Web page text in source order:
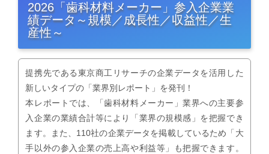
2026「歯科材料メーカー」参入企業業
績データ～規模／成長性／収益性／生
産性～
提携先である東京商工リサーチの企業データを活用した
新しいタイプの「業界別レポート」を発刊！
本レポートでは、「歯科材料メーカー」業界への主要参
入企業の業績合計等により「業界の規模感」を把握でき
ます。また、110社の企業データを掲載しているため「大
手以外の参入企業の売上高や利益等」も把握できます。